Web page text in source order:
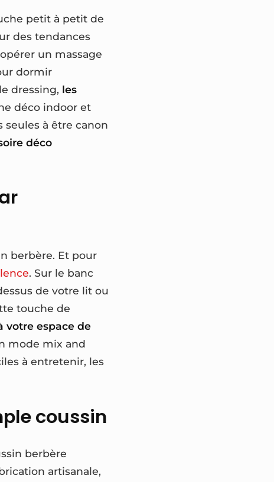
petit à petit de
des tendances
un massage
dormir
dressing, les
déco indoor et
seules à être canon
déco
berbère. Et pour
. Sur le banc
de votre lit ou
touche de
votre espace de
mode mix and
à entretenir, les
coussin
berbère
artisanale,